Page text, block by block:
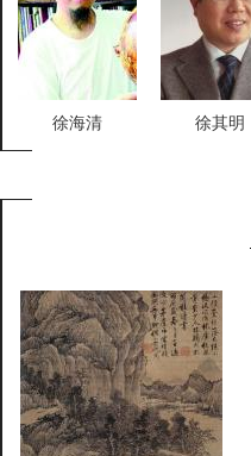
徐海清 徐其明